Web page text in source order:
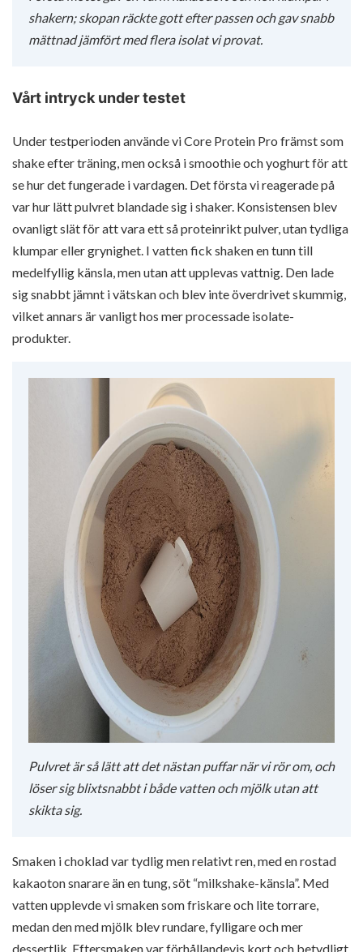
shakern; skopan räckte gott efter passen och gav snabb
mättnad jämfört med flera isolat vi provat.
Vårt intryck under testet
Under testperioden använde vi Core Protein Pro främst som
shake efter träning, men också i smoothie och yoghurt för att
se hur det fungerade i vardagen. Det första vi reagerade på
var hur lätt pulvret blandade sig i shaker. Konsistensen blev
ovanligt slät för att vara ett så proteinrikt pulver, utan tydliga
klumpar eller grynighet. I vatten fick shaken en tunn till
medelfyllig känsla, men utan att upplevas vattnig. Den lade
sig snabbt jämnt i vätskan och blev inte överdrivet skummig,
vilket annars är vanligt hos mer processade isolate-
produkter.
Pulvret är så lätt att det nästan puffar när vi rör om, och
löser sig blixtsnabbt i både vatten och mjölk utan att
skikta sig.
Smaken i choklad var tydlig men relativt ren, med en rostad
kakaoton snarare än en tung, söt “milkshake-känsla”. Med
vatten upplevde vi smaken som friskare och lite torrare,
medan den med mjölk blev rundare, fylligare och mer
dessertlik. Eftersmaken var förhållandevis kort och betydligt